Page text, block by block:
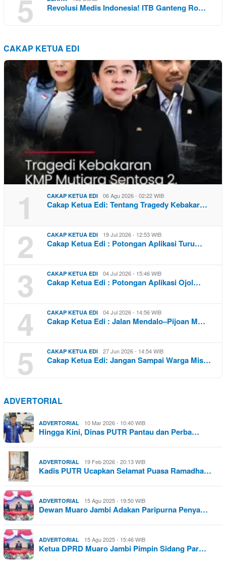
5 Revolusi Medis Indonesia! ITB Ganteng Ro…
CAKAP KETUA EDI
1 CAKAP KETUA EDI 06 Agu 2026 - 02:22 WIB
Cakap Ketua Edi: Tentang Tragedy Kebakar…
2 CAKAP KETUA EDI 19 Jul 2026 - 12:53 WIB
Cakap Ketua Edi : Potongan Aplikasi Turu…
3 CAKAP KETUA EDI 04 Jul 2026 - 15:46 WIB
Cakap Ketua Edi : Potongan Aplikasi Ojol…
4 CAKAP KETUA EDI 04 Jul 2026 - 14:56 WIB
Cakap Ketua Edi : Jalan Mendalo–Pijoan M…
5 CAKAP KETUA EDI 27 Jun 2026 - 14:54 WIB
Cakap Ketua Edi: Jangan Sampai Warga Mis…
ADVERTORIAL
ADVERTORIAL 10 Mar 2026 - 10:40 WIB
Hingga Kini, Dinas PUTR Pantau dan Perba…
ADVERTORIAL 19 Feb 2026 - 20:13 WIB
Kadis PUTR Ucapkan Selamat Puasa Ramadha…
ADVERTORIAL 15 Agu 2025 - 19:50 WIB
Dewan Muaro Jambi Adakan Paripurna Penya…
ADVERTORIAL 15 Agu 2025 - 15:46 WIB
Ketua DPRD Muaro Jambi Pimpin Sidang Par…